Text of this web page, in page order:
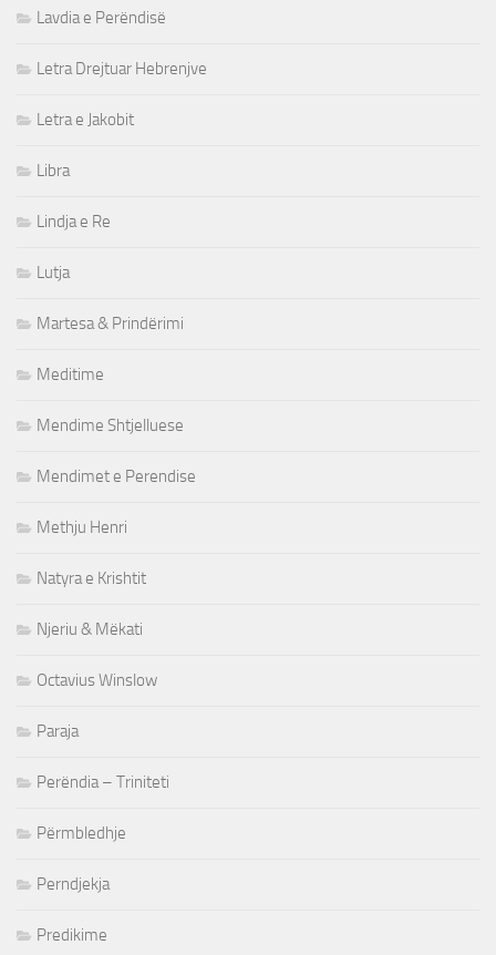
Lavdia e Perëndisë
Letra Drejtuar Hebrenjve
Letra e Jakobit
Libra
Lindja e Re
Lutja
Martesa & Prindërimi
Meditime
Mendime Shtjelluese
Mendimet e Perendise
Methju Henri
Natyra e Krishtit
Njeriu & Mëkati
Octavius Winslow
Paraja
Perëndia – Triniteti
Përmbledhje
Perndjekja
Predikime